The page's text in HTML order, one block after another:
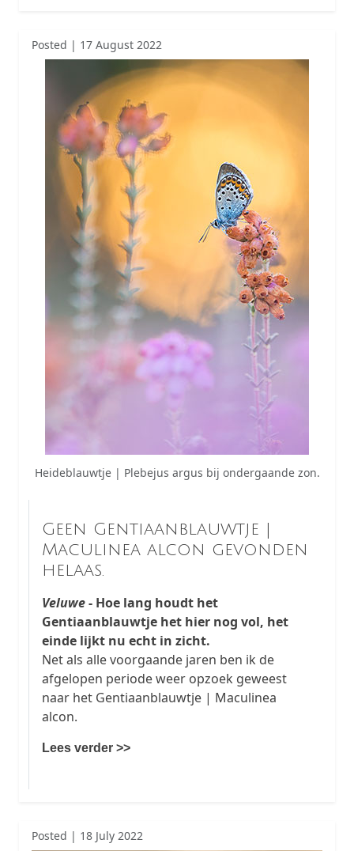
Posted | 17 August 2022
Heideblauwtje | Plebejus argus bij ondergaande zon.
Geen Gentiaanblauwtje |
Maculinea alcon gevonden
helaas.
Veluwe- Hoe lang houdt het
Gentiaanblauwtje het hier nog vol, het
einde lijkt nu echt in zicht.
Net als alle voorgaande jaren ben ik de
afgelopen periode weer opzoek geweest
naar het Gentiaanblauwtje | Maculinea
alcon.
Lees verder >>
Posted | 18 July 2022